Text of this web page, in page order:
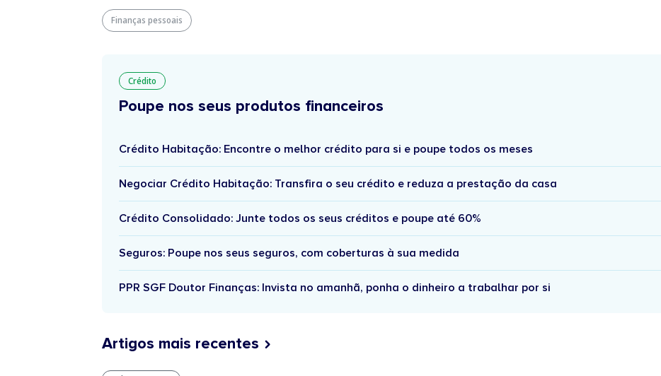
Finanças pessoais
Crédito
Poupe nos seus produtos financeiros
Crédito Habitação: Encontre o melhor crédito para si e poupe todos os meses
Negociar Crédito Habitação: Transfira o seu crédito e reduza a prestação da casa
Crédito Consolidado: Junte todos os seus créditos e poupe até 60%
Seguros: Poupe nos seus seguros, com coberturas à sua medida
PPR SGF Doutor Finanças: Invista no amanhã, ponha o dinheiro a trabalhar por si
Artigos mais recentes